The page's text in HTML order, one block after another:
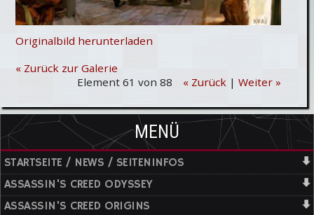
Originalbild herunterladen
« Zurück zur Galerie
Element 61 von 88
« Zurück| Weiter »
MENÜ
STARTSEITE / NEWS / SEITENINFOS
ASSASSIN'S CREED ODYSSEY
ASSASSIN'S CREED ORIGINS